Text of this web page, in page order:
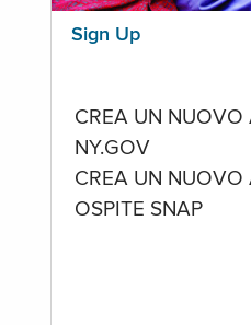
Sign Up
CREA UN NUOVO
NY.GOV
CREA UN NUOVO
OSPITE SNAP